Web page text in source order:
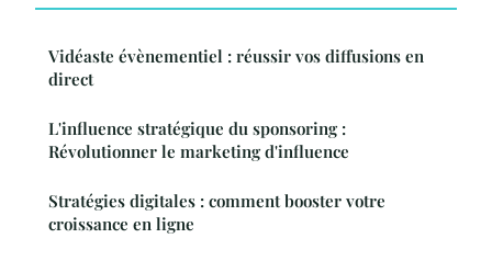
Vidéaste évènementiel : réussir vos diffusions en
direct
L'influence stratégique du sponsoring :
Révolutionner le marketing d'influence
Stratégies digitales : comment booster votre
croissance en ligne